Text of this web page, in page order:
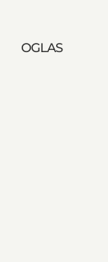
OGLAS